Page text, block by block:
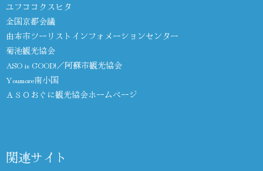
ユフココクスヒタ
全国京都会議
由布市ツーリストインフォメーションセンター
菊池観光協会
ASO is GOOD!／阿蘇市観光協会
Youmore南小国
ＡＳＯおぐに観光協会ホームページ
関連サイト